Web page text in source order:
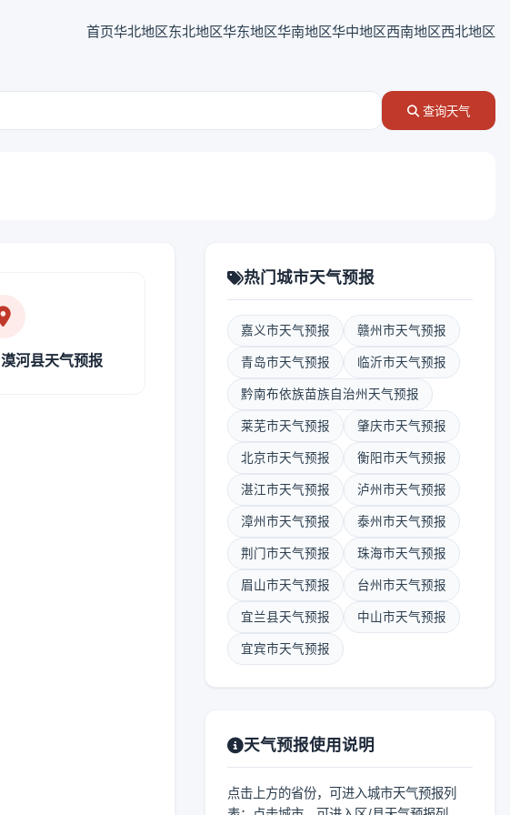
首页华北地区东北地区华东地区华南地区华中地区西南地区西北地区
查询天气
漠河县天气预报
热门城市天气预报
嘉义市天气预报 赣州市天气预报
青岛市天气预报 临沂市天气预报
黔南布依族苗族自治州天气预报
莱芜市天气预报 肇庆市天气预报
北京市天气预报 衡阳市天气预报
湛江市天气预报 泸州市天气预报
漳州市天气预报 泰州市天气预报
荆门市天气预报 珠海市天气预报
眉山市天气预报 台州市天气预报
宜兰县天气预报 中山市天气预报
宜宾市天气预报
天气预报使用说明
点击上方的省份，可进入城市天气预报列